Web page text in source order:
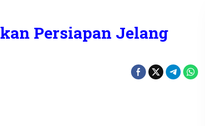
Persiapan Jelang